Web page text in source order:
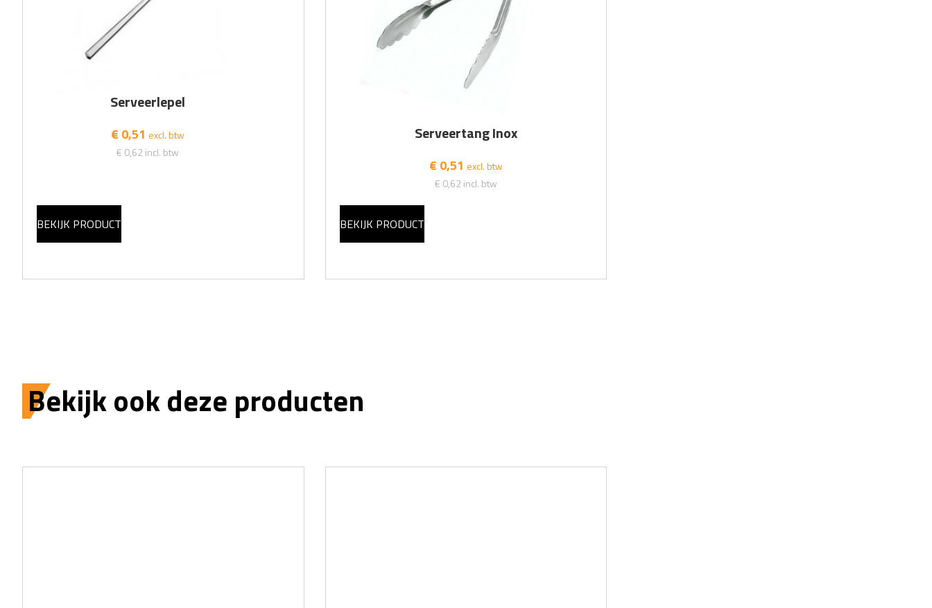
Serveerlepel
€ 0,51 excl. btw
€ 0,62 incl. btw
BEKIJK PRODUCT
Serveertang Inox
€ 0,51 excl. btw
€ 0,62 incl. btw
BEKIJK PRODUCT
Bekijk ook deze producten